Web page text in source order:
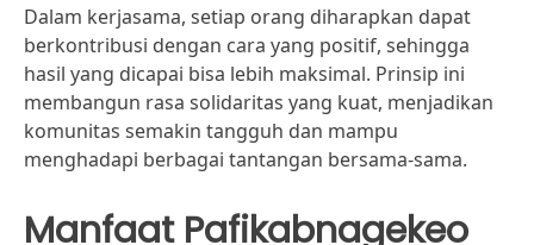
Dalam kerjasama, setiap orang diharapkan dapat
berkontribusi dengan cara yang positif, sehingga
hasil yang dicapai bisa lebih maksimal. Prinsip ini
membangun rasa solidaritas yang kuat, menjadikan
komunitas semakin tangguh dan mampu
menghadapi berbagai tantangan bersama-sama.
Manfaat Pafikabnagekeo